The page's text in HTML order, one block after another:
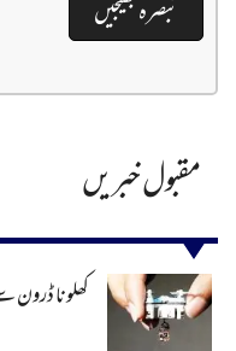
مقبول خبریں
کھلونا